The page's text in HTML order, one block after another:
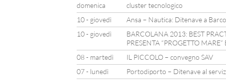
domenica
cluster tecnologico
10 - giovedì
Ansa – Nautica: Ditenave a
10 - giovedì
BARCOLANA 2013: BEST
PRESENTA “PROGETTO MARE”
08 - martedì
IL PICCOLO – convegno SAV
07 - lunedì
Portodiporto – Ditenave al